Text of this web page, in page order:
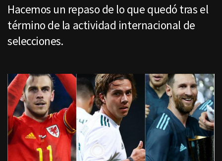
Hacemos un repaso de lo que quedó tras el
término de la actividad internacional de
selecciones.